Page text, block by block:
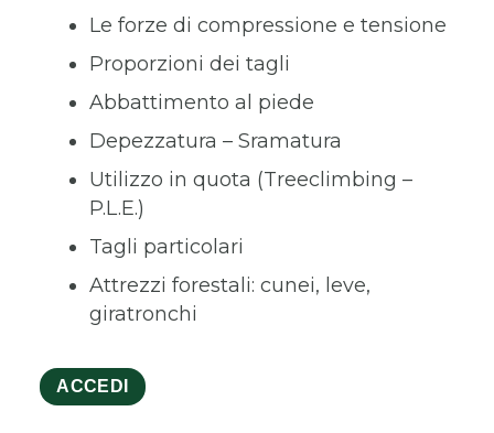
Le forze di compressione e tensione
Proporzioni dei tagli
Abbattimento al piede
Depezzatura – Sramatura
Utilizzo in quota (Treeclimbing –
P.L.E.)
Tagli particolari
Attrezzi forestali: cunei, leve,
giratronchi
ACCEDI